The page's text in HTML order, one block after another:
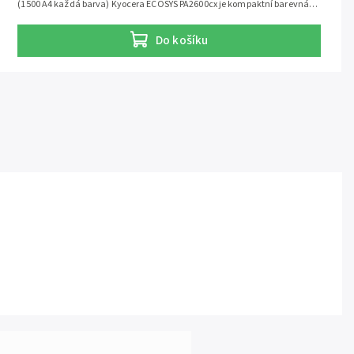
Do košíku
(1500 A4 každá barva) Kyocera ECOSYS PA2600cx je kompaktní barevná
navržena pro malé a střední kanceláře, které potřebují spolehlivý barevný
tisk, síťové připojení a nízké provozní náklady. Spotřební materiál:
originální tonery TK-5450 nebo kompatibilní tonery TK-5450